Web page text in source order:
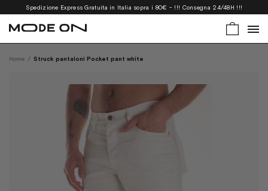
Spedizione Express Gratuita in Italia sopra i 80€ - !!! Consegna 24/48H !!!
Home / Struck pantaloni Pocket pant white